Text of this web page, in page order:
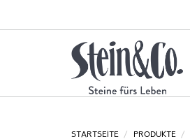
STARTSEITE PRODUKTE